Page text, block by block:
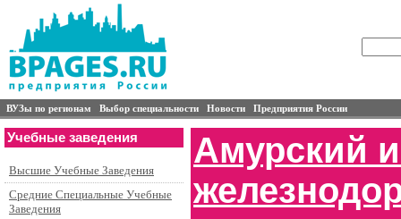
ВУЗы по регионам Выбор специальности Новости Предприятия России
Учебные заведения
Высшие Учебные Заведения
Средние Специальные Учебные
Заведения
Амурский